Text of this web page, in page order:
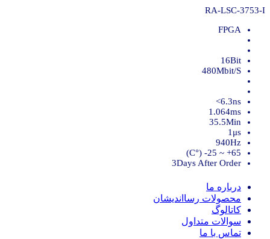
RA-LSC-3753-I
FPGA
16Bit
480Mbit/S
6.3ns>
1.064ms
35.5Min
1μs
940Hz
65+ ~ 25- (°C)
3Days After Order
درباره ما
محصولات رسااندیشان
کاتالوگ
سوالات متداول
تماس با ما